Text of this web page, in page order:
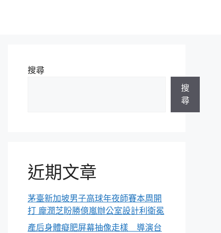
搜尋
搜
尋
近期文章
茅臺新加坡男子高球年夜師賽本周開
打 龐潤芝盼勝億嵐辦公室設計利衛冕
產后身體癡肥屏幕抽像走樣 導演台